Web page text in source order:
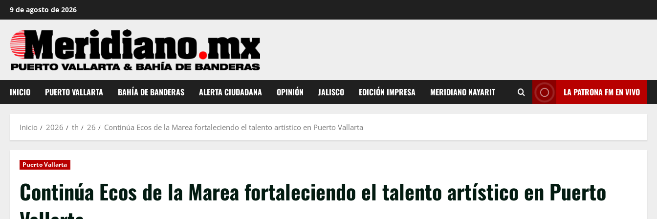
Saltar
al
contenido
9 de agosto de 2026
INICIO PUERTO VALLARTA BAHÍA DE BANDERAS ALERTA CIUDADANA OPINIÓN JALISCO EDICIÓN IMPRESA MERIDIANO NAYARIT LA PATRONA FM EN VIVO
Inicio 2026 th 26 Continúa Ecos de la Marea fortaleciendo el talento artístico en Puerto Vallarta
Puerto Vallarta
Continúa Ecos de la Marea fortaleciendo el talento artístico en Puerto